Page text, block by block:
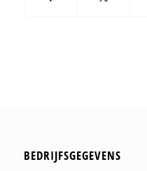
BEDRIJFSGEGEVENS